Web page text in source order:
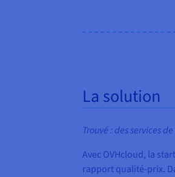
La solution
Trouvé : des services
Avec OVHcloud, la
rapport qualité-prix.